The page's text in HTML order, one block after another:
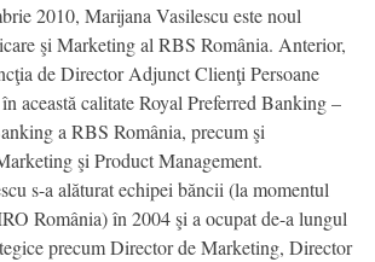
2010, Marijana Vasilescu este noul
şi Marketing al RBS România. Anterior,
de Director Adjunct Clienţi Persoane
această calitate Royal Preferred Banking –
a RBS România, precum şi
şi Product Management.
s-a alăturat echipei băncii (la momentul
România) în 2004 şi a ocupat de-a lungul
precum Director de Marketing, Director